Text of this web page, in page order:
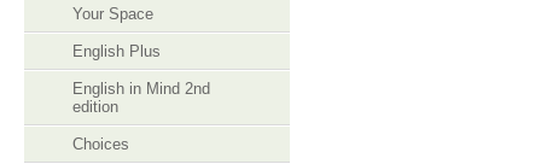
Your Space
English Plus
English in Mind 2nd
edition
Choices